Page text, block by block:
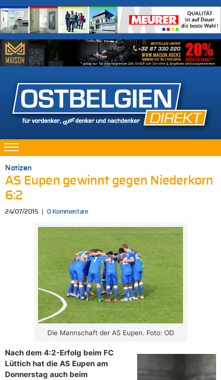
Notizen
AS Eupen gewinnt gegen Niederkorn
6:2
24/07/2015 0 Kommentare
Die Mannschaft der AS Eupen. Foto: OD
Nach dem 4:2-Erfolg beim FC
Lüttich hat die AS Eupen am
Donnerstag auch beim